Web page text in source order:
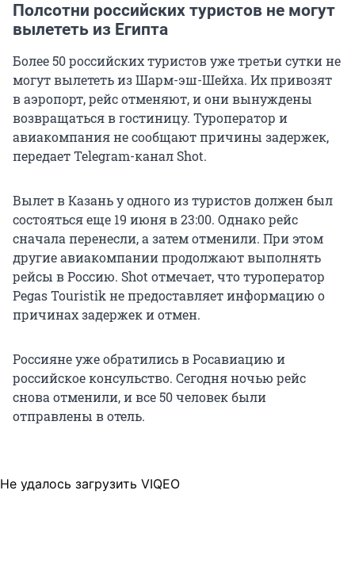
Полсотни российских туристов не могут
вылететь из Египта
Более 50 российских туристов уже третьи сутки не
могут вылететь из Шарм-эш-Шейха. Их привозят
в аэропорт, рейс отменяют, и они вынуждены
возвращаться в гостиницу. Туроператор и
авиакомпания не сообщают причины задержек,
передает Telegram-канал Shot.
Вылет в Казань у одного из туристов должен был
состояться еще 19 июня в 23:00. Однако рейс
сначала перенесли, а затем отменили. При этом
другие авиакомпании продолжают выполнять
рейсы в Россию. Shot отмечает, что туроператор
Pegas Touristik не предоставляет информацию о
причинах задержек и отмен.
Россияне уже обратились в Росавиацию и
российское консульство. Сегодня ночью рейс
снова отменили, и все 50 человек были
отправлены в отель.
Не удалось загрузить VIQEO